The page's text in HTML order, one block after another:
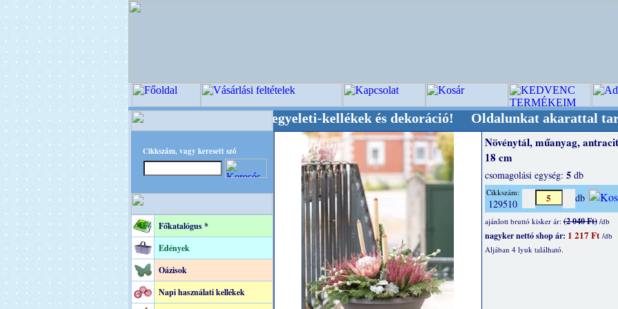
Cikkszám, vagy keresett szó
Főkatalógus *
Edények
Oázisok
Napi használati kellékek
Virágkötészeti-, Esküvői-, Kegyeleti-kellékek és dekoráció! Oldalunkat akarattal tartjuk
Növénytál, műanyag,
18 cm
csomagolási egység: 5db
Cikkszám:
129510 db
ajánlott bruttó kisker ár:(2 040 Ft)/db
nagyker nettó shop ár: 1 217 Ft /db
Aljában 4 lyuk található.